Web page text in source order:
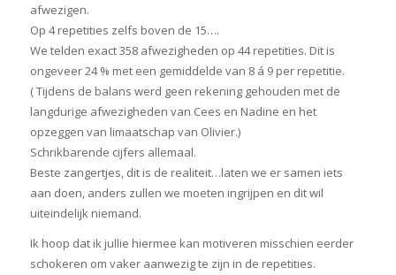
afwezigen.
Op 4 repetities zelfs boven de 15….
We telden exact 358 afwezigheden op 44 repetities. Dit is
ongeveer 24 % met een gemiddelde van 8 á 9 per repetitie.
( Tijdens de balans werd geen rekening gehouden met de
langdurige afwezigheden van Cees en Nadine en het
opzeggen van limaatschap van Olivier.)
Schrikbarende cijfers allemaal.
Beste zangertjes, dit is de realiteit…laten we er samen iets
aan doen, anders zullen we moeten ingrijpen en dit wil
uiteindelijk niemand.
Ik hoop dat ik jullie hiermee kan motiveren misschien eerder
schokeren om vaker aanwezig te zijn in de repetities.